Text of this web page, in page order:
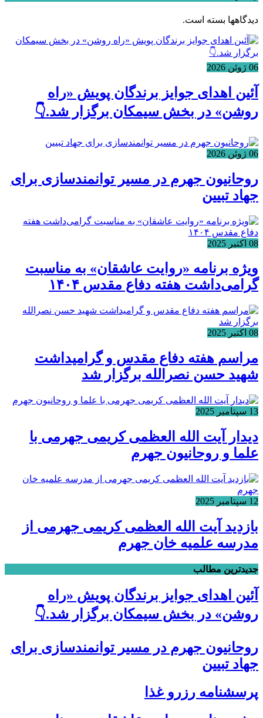
دیدگاهها بسته است.
06 ژوئن 2026
آئین اهدای جوایز برندگان پویش «راه
روشن» در بخش سیمکان برگزار شد.👇
06 ژوئن 2026
روحانیون جهرم در مسیر توانمندسازی برای
جهاد تبیین
08 اکتبر 2025
ویژه برنامه «روایت عاشقان» به مناسبت
گرامی‌داشت هفته دفاع مقدس ۱۴۰۴
08 اکتبر 2025
مراسم هفته دفاع مقدس و گرامیداشت
شهید حسن نصرالله برگزار شد
13 سپتامبر 2025
دیدار آیت الله العظمی کریمی جهرمی با
علما و روحانیون جهرم
12 سپتامبر 2025
بازدید آیت الله العظمی کریمی جهرمی از
مدرسه علمیه خان جهرم
جدیدترین مطالب
آئین اهدای جوایز برندگان پویش «راه
روشن» در بخش سیمکان برگزار شد.👇
روحانیون جهرم در مسیر توانمندسازی برای
جهاد تبیین
پرسشنامه رزرو غذا